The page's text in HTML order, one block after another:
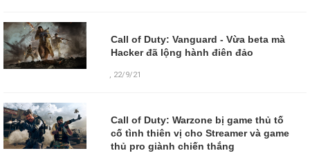
Call of Duty: Vanguard - Vừa beta mà
Hacker đã lộng hành điên đảo
22/9/21
Call of Duty: Warzone bị game thủ tố
cố tình thiên vị cho Streamer và game
thủ pro giành chiến thắng